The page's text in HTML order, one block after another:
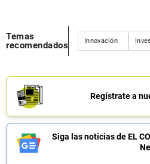
Temas
recomendados
Innovación
Regístrate a
Siga las noticias de EL